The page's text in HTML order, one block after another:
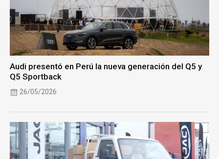
Audi presentó en Perú la nueva generación del Q5 y
Q5 Sportback
26/05/2026